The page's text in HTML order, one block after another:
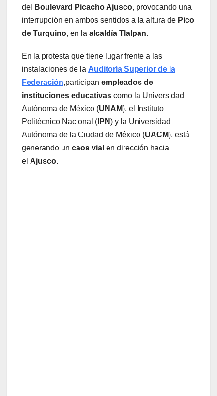
del
Boulevard Picacho Ajusco, provocando una
interrupción en ambos sentidos a la altura de Pico
de Turquino, en la alcaldía Tlalpan.
En la protesta que tiene lugar frente a las
instalaciones de la Auditoría Superior de la
Federación,participan empleados de
instituciones educativas como la Universidad
Autónoma de México (UNAM), el Instituto
Politécnico Nacional ( IPN) y la Universidad
Autónoma de la Ciudad de México (UACM), está
generando un caos vial en dirección hacia
el Ajusco.